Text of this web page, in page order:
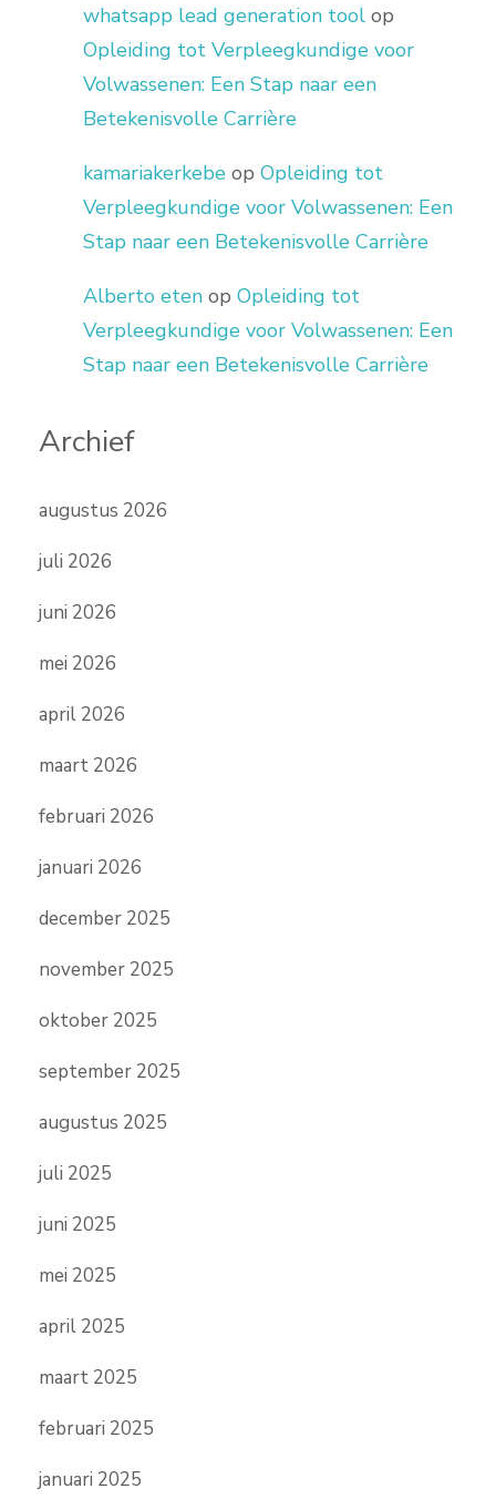
whatsapp lead generation tool op
Opleiding tot Verpleegkundige voor
Volwassenen: Een Stap naar een
Betekenisvolle Carrière
kamariakerkebe op Opleiding tot
Verpleegkundige voor Volwassenen: Een
Stap naar een Betekenisvolle Carrière
Alberto eten op Opleiding tot
Verpleegkundige voor Volwassenen: Een
Stap naar een Betekenisvolle Carrière
Archief
augustus 2026
juli 2026
juni 2026
mei 2026
april 2026
maart 2026
februari 2026
januari 2026
december 2025
november 2025
oktober 2025
september 2025
augustus 2025
juli 2025
juni 2025
mei 2025
april 2025
maart 2025
februari 2025
januari 2025